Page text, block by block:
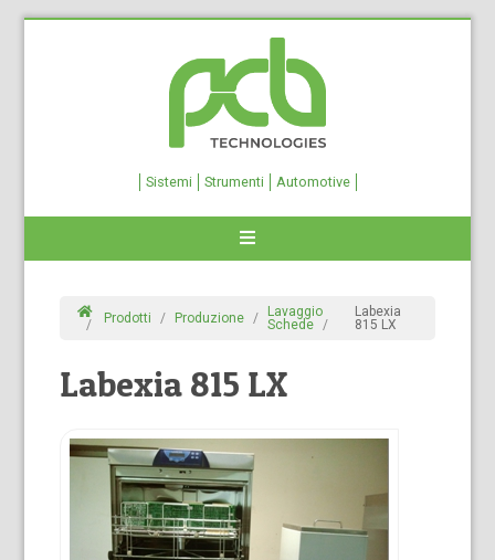
Sistemi Strumenti Automotive
Prodotti Produzione
Lavaggio
Schede
Labexia
815 LX
Labexia 815 LX